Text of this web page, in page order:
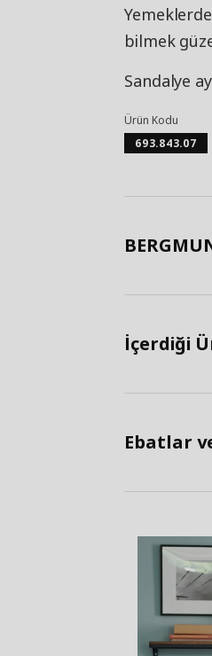
bilmek
Sandalye
Ürün Kodu
693.843.07
İçerdiği
Ebatlar